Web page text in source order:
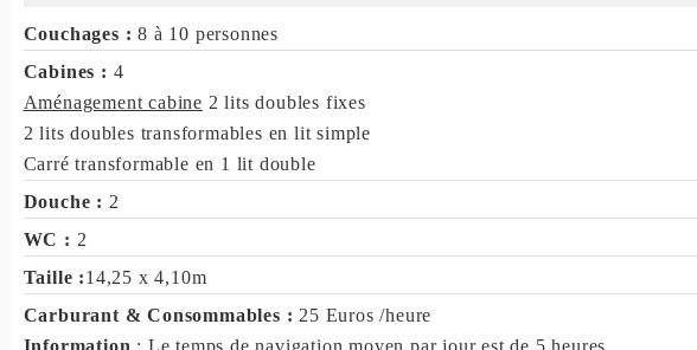
Couchages : 8 à 10 personnes
Cabines : 4
Aménagement cabine 2 lits doubles fixes
2 lits doubles transformables en lit simple
Carré transformable en 1 lit double
Douche : 2
WC : 2
Taille :14,25 x 4,10m
Carburant & Consommables : 25 Euros /heure
Information : Le temps de navigation moyen par jour est de 5 heures